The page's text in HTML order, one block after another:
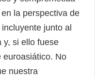
la perspectiva de
junto al
y, si ello fuese
euroasiático. No
nuestra